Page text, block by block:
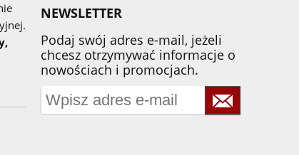
NEWSLETTER
Podaj swój adres e-mail, jeżeli
chcesz otrzymywać informacje o
nowościach i promocjach.